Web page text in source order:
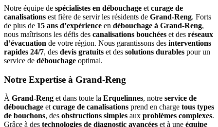
Notre équipe de spécialistes en débouchage et curage de
canalisations est fière de servir les résidents de Grand-Reng. Forts
de plus de 15 ans d’expérience en débouchage à Grand-Reng,
nous maîtrisons les défis des canalisations bouchées et des réseaux
d’évacuation de votre région. Nous garantissons des interventions
rapides 24/7, des devis gratuits et des solutions durables pour un
service de débouchage optimal.
Notre Expertise à Grand-Reng
À Grand-Reng et dans toute la Erquelinnes, notre service de
débouchage et curage de canalisations prend en charge tous types
de bouchons, des obstructions simples aux problèmes complexes.
Grâce à des technologies de diagnostic avancées et à une équipe